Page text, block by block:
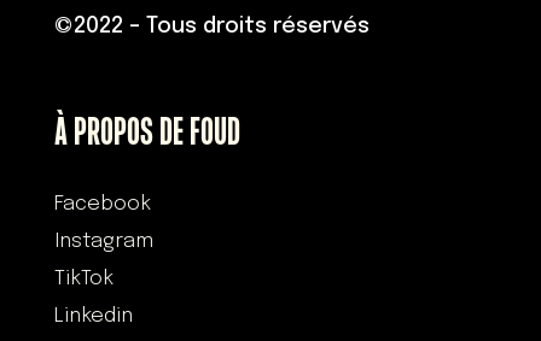
©2022 – Tous droits réservés
À PROPOS DE FOUD
Facebook
Instagram
TikTok
Linkedin